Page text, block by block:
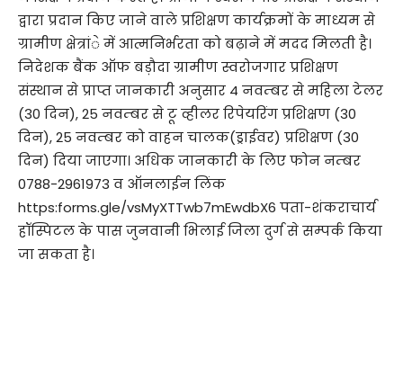
द्वारा प्रदान किए जाने वाले प्रशिक्षण कार्यक्रमों के माध्यम से
ग्रामीण क्षेत्रांे में आत्मनिर्भरता को बढ़ाने में मदद मिलती है।
निदेशक बैंक ऑफ बड़ौदा ग्रामीण स्वरोजगार प्रशिक्षण
संस्थान से प्राप्त जानकारी अनुसार 4 नवम्बर से महिला टेलर
(30 दिन), 25 नवम्बर से टू व्हीलर रिपेयरिंग प्रशिक्षण (30
दिन), 25 नवम्बर को वाहन चालक(ड्राईवर) प्रशिक्षण (30
दिन) दिया जाएगा। अधिक जानकारी के लिए फोन नम्बर
0788-2961973 व ऑनलाईन लिंक
https:forms.gle/vsMyXTTwb7mEwdbX6 पता-शंकराचार्य
हॉस्पिटल के पास जुनवानी भिलाई जिला दुर्ग से सम्पर्क किया
जा सकता है।